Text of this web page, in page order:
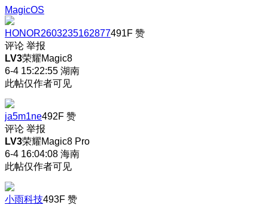
MagicOS
HONOR2603235162877491F 赞
评论 举报
LV3荣耀Magic8
6-4 15:22:55 湖南
此帖仅作者可见
ja5m1ne492F 赞
评论 举报
LV3荣耀Magic8 Pro
6-4 16:04:08 海南
此帖仅作者可见
小雨科技493F 赞